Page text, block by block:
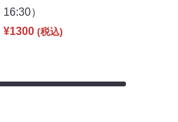
16:30）
¥1300 (税込)